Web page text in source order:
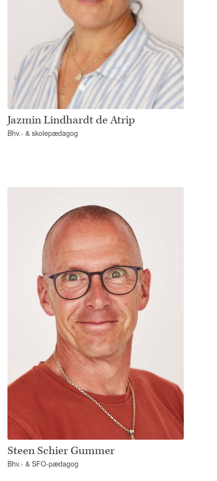
Jazmin Lindhardt de Atrip
Bhv.- & skolepædagog
Steen Schier Gummer
Bhv.- & SFO-pædagog